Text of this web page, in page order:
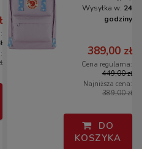
Wysyłka w: 24
godziny
389,00 zł
Cena regularna:
449,00 zł
Najniższa cena:
389,00 zł
DO
KOSZYKA